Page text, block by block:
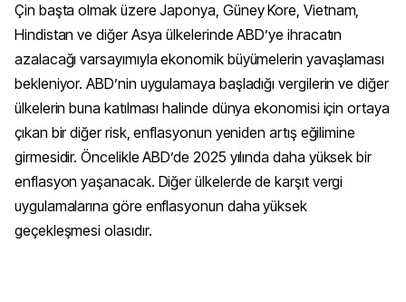
Çin başta olmak üzere Japonya, Güney Kore, Vietnam,
Hindistan ve diğer Asya ülkelerinde ABD’ye ihracatın
azalacağı varsayımıyla ekonomik büyümelerin yavaşlaması
bekleniyor. ABD’nin uygulamaya başladığı vergilerin ve diğer
ülkelerin buna katılması halinde dünya ekonomisi için ortaya
çıkan bir diğer risk, enflasyonun yeniden artış eğilimine
girmesidir. Öncelikle ABD’de 2025 yılında daha yüksek bir
enflasyon yaşanacak. Diğer ülkelerde de karşıt vergi
uygulamalarına göre enflasyonun daha yüksek
geçekleşmesi olasıdır.